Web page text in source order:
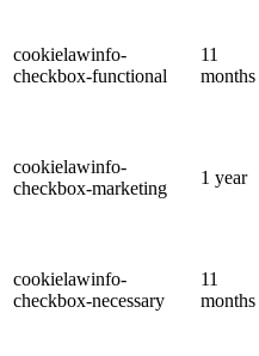
cookielawinfo-
checkbox-functional
11
months
cookielawinfo-
checkbox-marketing
1 year
cookielawinfo-
checkbox-necessary
11
months